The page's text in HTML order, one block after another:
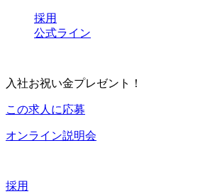
採用
公式ライン
入社お祝い金プレゼント！
この求人に応募
オンライン説明会
採用